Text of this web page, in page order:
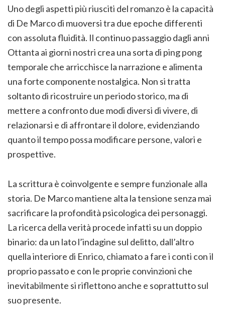
Uno degli aspetti più riusciti del romanzo è la capacità
di De Marco di muoversi tra due epoche differenti
con assoluta fluidità. Il continuo passaggio dagli anni
Ottanta ai giorni nostri crea una sorta di ping pong
temporale che arricchisce la narrazione e alimenta
una forte componente nostalgica. Non si tratta
soltanto di ricostruire un periodo storico, ma di
mettere a confronto due modi diversi di vivere, di
relazionarsi e di affrontare il dolore, evidenziando
quanto il tempo possa modificare persone, valori e
prospettive.
La scrittura è coinvolgente e sempre funzionale alla
storia. De Marco mantiene alta la tensione senza mai
sacrificare la profondità psicologica dei personaggi.
La ricerca della verità procede infatti su un doppio
binario: da un lato l’indagine sul delitto, dall’altro
quella interiore di Enrico, chiamato a fare i conti con il
proprio passato e con le proprie convinzioni che
inevitabilmente si riflettono anche e soprattutto sul
suo presente.